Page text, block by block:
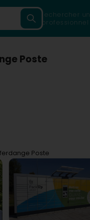
Rechercher un
professionnel
Poste
Poste